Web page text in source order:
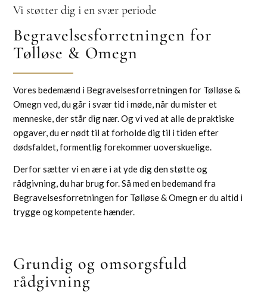
Vi støtter dig i en svær periode
Begravelsesforretningen for
Tølløse & Omegn
Vores bedemænd i Begravelsesforretningen for Tølløse &
Omegn ved, du går i svær tid i møde, når du mister et
menneske, der står dig nær. Og vi ved at alle de praktiske
opgaver, du er nødt til at forholde dig til i tiden efter
dødsfaldet, formentlig forekommer uoverskuelige.
Derfor sætter vi en ære i at yde dig den støtte og
rådgivning, du har brug for. Så med en bedemand fra
Begravelsesforretningen for Tølløse & Omegn er du altid i
trygge og kompetente hænder.
Grundig og omsorgsfuld
rådgivning